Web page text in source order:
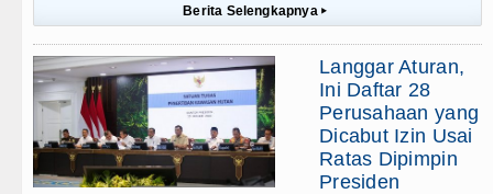
Berita Selengkapnya ▸
Langgar Aturan,
Ini Daftar 28
Perusahaan yang
Dicabut Izin Usai
Ratas Dipimpin
Presiden